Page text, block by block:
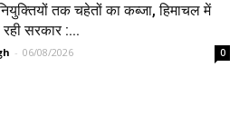
तक चहेतों का कब्जा, हिमाचल में
सरकार :...
- 06/08/2026 0